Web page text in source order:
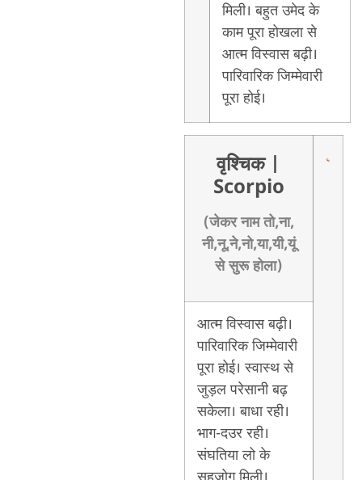
मिली। बहुत उमेद के
काम पूरा होखला से
आत्म विस्वास बढ़ी।
पारिवारिक जिम्मेवारी
पूरा होई।
वृश्चिक
Scorpio
(जेकर नाम तो,ना,
नी,नू,ने,नो,या,यी,यूं
से सुरू होला)
आत्म विस्वास बढ़ी।
पारिवारिक जिम्मेवारी
पूरा होई। स्वास्थ से
जुड़ल परेसानी बढ़
सकेला। बाधा रही।
भाग-दउर रही।
संघतिया लो के